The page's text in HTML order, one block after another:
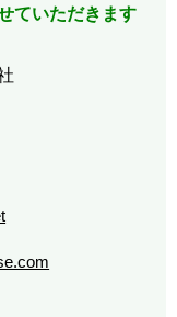
ていただきます